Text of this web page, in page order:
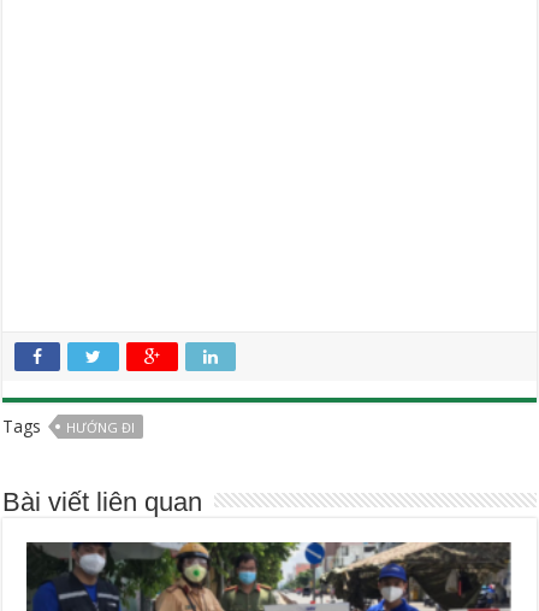
Tags HƯỚNG ĐI
Bài viết liên quan